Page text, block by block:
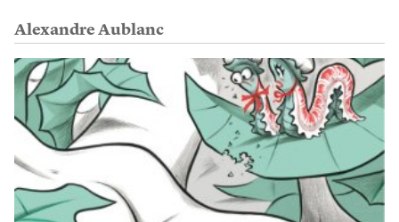
Alexandre Aublanc